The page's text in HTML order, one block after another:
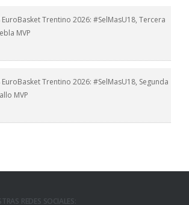
EuroBasket Trentino 2026: #SelMasU18, Tercera
MVP
EuroBasket Trentino 2026: #SelMasU18, Segunda
MVP
REDES SOCIALES: